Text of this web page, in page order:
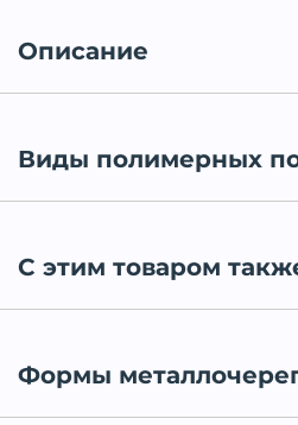
Описание
Виды полимерных
С этим товаром
Формы